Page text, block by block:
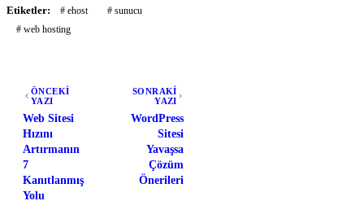
Etiketler: # ehost
# sunucu
# web hosting
ÖNCEKİ
YAZI
Web Sitesi
Hızını
Artırmanın
7
Kanıtlanmış
Yolu
SONRAKİ
YAZI
WordPress
Sitesi
Yavaşsa
Çözüm
Önerileri